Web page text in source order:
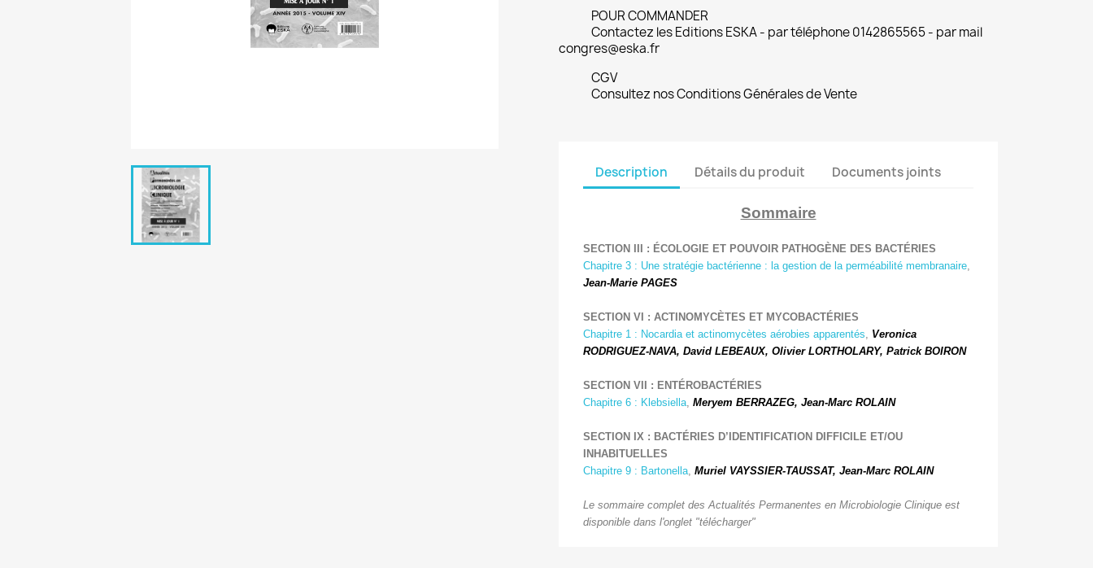
POUR COMMANDER
Contactez les Editions ESKA - par téléphone 0142865565 - par mail
congres@eska.fr
CGV
Consultez nos Conditions Générales de Vente
Description Détails du produit Documents joints
Sommaire
SECTION III : ÉCOLOGIE ET POUVOIR PATHOGÈNE DES BACTÉRIES
Chapitre 3 : Une stratégie bactérienne : la gestion de la perméabilité membranaire,
Jean-Marie PAGES
SECTION VI : ACTINOMYCÈTES ET MYCOBACTÉRIES
Chapitre 1 : Nocardia et actinomycètes aérobies apparentés, Veronica
RODRIGUEZ-NAVA, David LEBEAUX, Olivier LORTHOLARY, Patrick BOIRON
SECTION VII : ENTÉROBACTÉRIES
Chapitre 6 : Klebsiella, Meryem BERRAZEG, Jean-Marc ROLAIN
SECTION IX : BACTÉRIES D’IDENTIFICATION DIFFICILE ET/OU
INHABITUELLES
Chapitre 9 : Bartonella, Muriel VAYSSIER-TAUSSAT, Jean-Marc ROLAIN
Le sommaire complet des Actualités Permanentes en Microbiologie Clinique est
disponible dans l'onglet "télécharger"